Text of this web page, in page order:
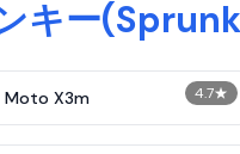
キー
4.7★
Moto X3m